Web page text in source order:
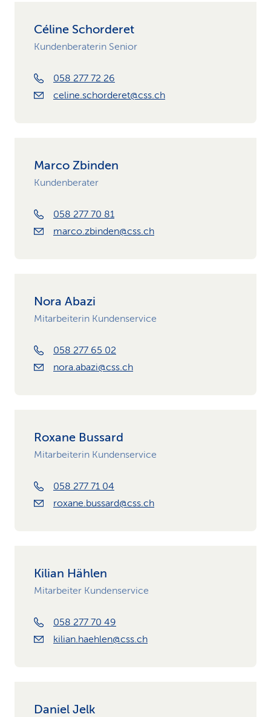
Céline Schorderet
Kundenberaterin Senior
058 277 72 26
celine.schorderet@css.ch
Marco Zbinden
Kundenberater
058 277 70 81
marco.zbinden@css.ch
Nora Abazi
Mitarbeiterin Kundenservice
058 277 65 02
nora.abazi@css.ch
Roxane Bussard
Mitarbeiterin Kundenservice
058 277 71 04
roxane.bussard@css.ch
Kilian Hählen
Mitarbeiter Kundenservice
058 277 70 49
kilian.haehlen@css.ch
Daniel Jelk